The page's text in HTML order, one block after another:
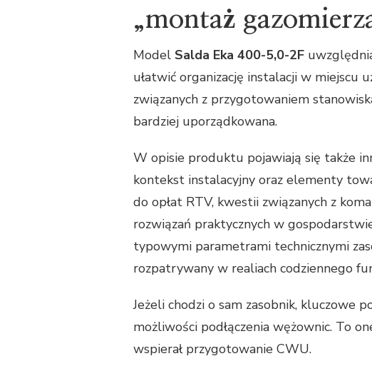
„montaż
Model Salda Eka 400-5,0-2F
ułatwić organizację instalacji w miejscu
związanych z przygotowaniem
bardziej uporządkowana.
W opisie produktu pojawiają się także
kontekst instalacyjny oraz elementy
do opłat RTV, kwestii związanych z
rozwiązań praktycznych w
typowymi parametrami technicznymi
rozpatrywany w realiach codziennego
Jeżeli chodzi o sam zasobnik, kluczowe
możliwości podłączenia wężownic. To
wspierał przygotowanie CWU.